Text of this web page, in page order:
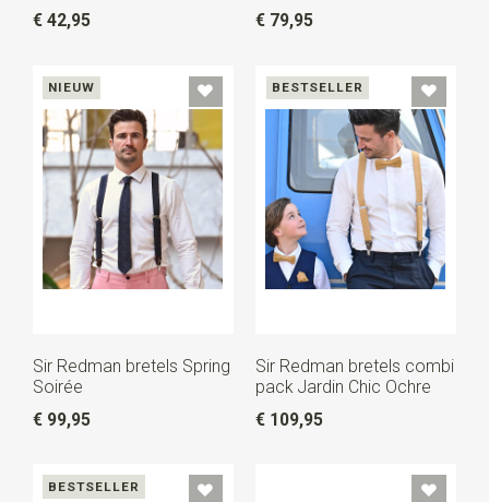
€ 42,95
€ 79,95
NIEUW
Sir Redman bretels Spring
Soirée
€ 99,95
BESTSELLER
Sir Redman bretels combi
pack Jardin Chic Ochre
€ 109,95
BESTSELLER